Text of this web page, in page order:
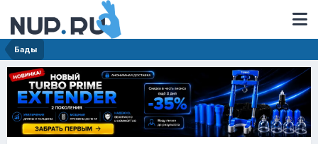
Бады